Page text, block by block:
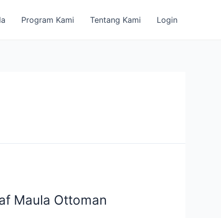
Program Kami Tentang Kami Login
Maula Ottoman